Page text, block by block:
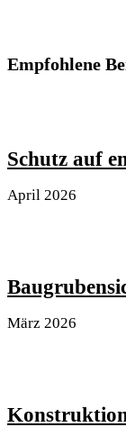
Empfohlene
Schutz auf
April 2026
März 2026